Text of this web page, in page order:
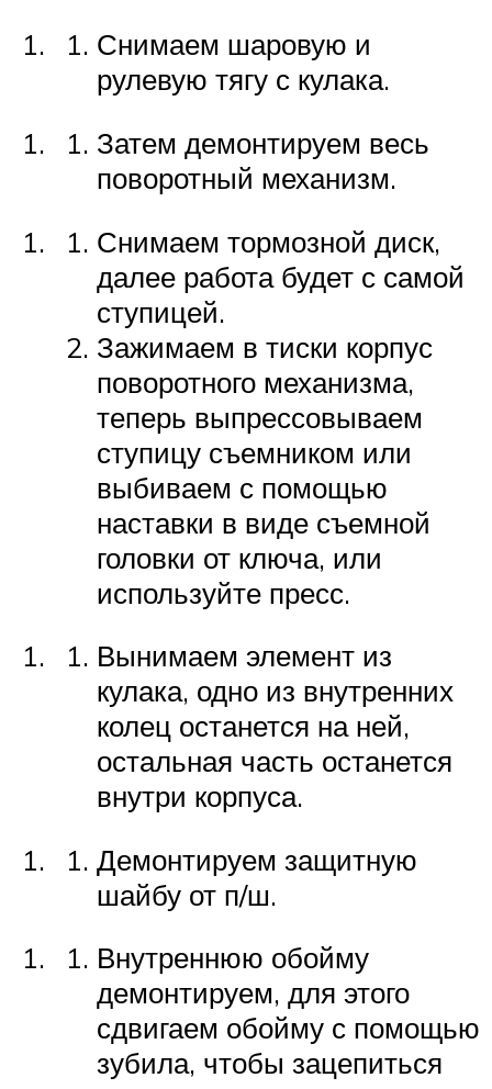
Снимаем шаровую и
рулевую тягу с кулака.
Затем демонтируем весь
поворотный механизм.
Снимаем тормозной диск,
далее работа будет с самой
ступицей.
Зажимаем в тиски корпус
поворотного механизма,
теперь выпрессовываем
ступицу съемником или
выбиваем с помощью
наставки в виде съемной
головки от ключа, или
используйте пресс.
Вынимаем элемент из
кулака, одно из внутренних
колец останется на ней,
остальная часть останется
внутри корпуса.
Демонтируем защитную
шайбу от п/ш.
Внутреннюю обойму
демонтируем, для этого
сдвигаем обойму с помощью
зубила, чтобы зацепиться